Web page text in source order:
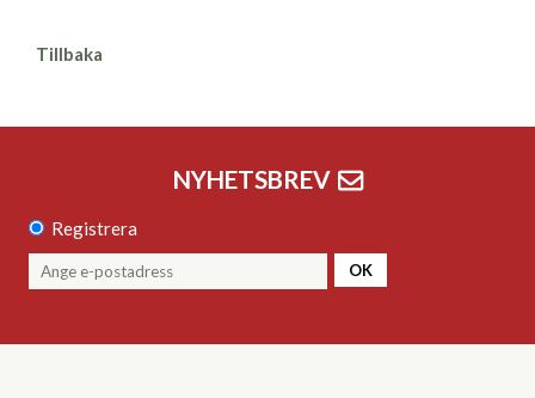
Tillbaka
NYHETSBREV
Registrera
OK